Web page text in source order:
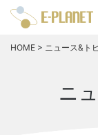
HOME > ニュース&ト
ニ